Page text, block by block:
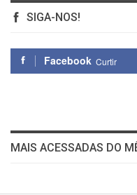
SIGA-NOS!
Facebook Curtir
MAIS ACESSADAS DO